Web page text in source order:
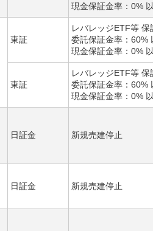
現金保証金率：0%
東証
レバレッジETF等 保
委託保証金率：60%
現金保証金率：0%
東証
レバレッジETF等 保
委託保証金率：60%
現金保証金率：0%
日証金 新規売建停止
日証金 新規売建停止